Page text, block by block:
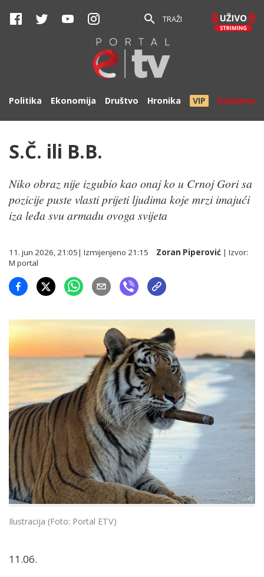
TRAŽI
Politika Ekonomija Društvo Hronika VIP Kolumne
S.Č. ili B.B.
Niko obraz nije izgubio kao onaj ko u Crnoj Gori sa
pozicije puste vlasti prijeti ljudima koje mrzi imajući
iza leđa svu armadu ovoga svijeta
11. jun 2026, 21:05| Izmijenjeno 21:15 Zoran Piperović | Izvor:
M portal
Ilustracija (Foto: Portal ETV)
11.06.